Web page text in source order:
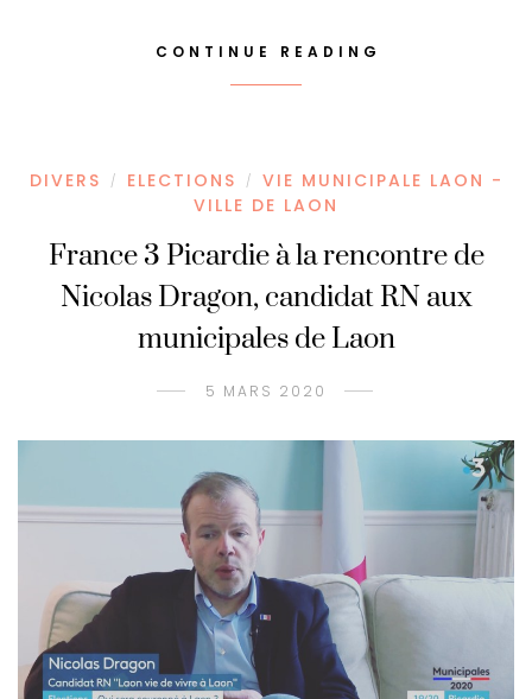
CONTINUE READING
DIVERS / ELECTIONS /
VIE MUNICIPALE LAON -
VILLE DE LAON
France 3 Picardie à la rencontre de
Nicolas Dragon, candidat RN aux
municipales de Laon
5 MARS 2020